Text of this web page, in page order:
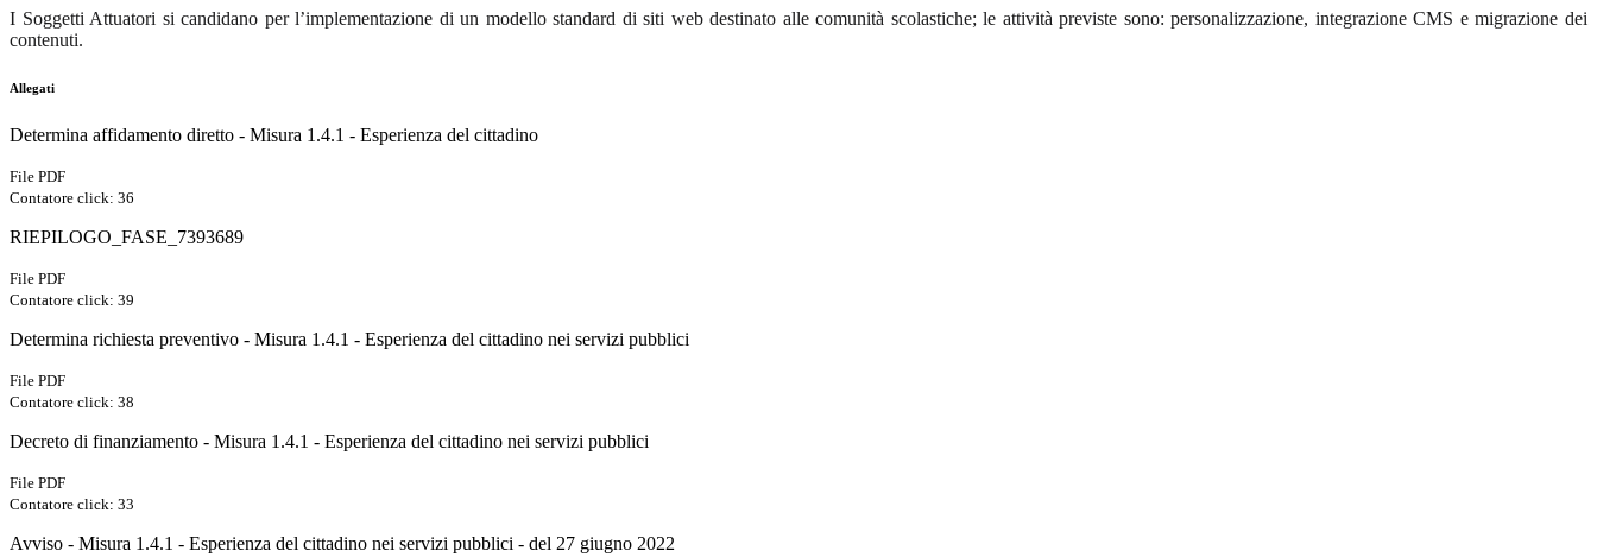
I Soggetti Attuatori si candidano per l’implementazione di un modello standard di siti web destinato alle comunità scolastiche; le attività previste sono: personalizzazione, integrazione CMS e migrazione dei
contenuti.
Allegati
Determina affidamento diretto - Misura 1.4.1 - Esperienza del cittadino
File PDF
Contatore click: 36
RIEPILOGO_FASE_7393689
File PDF
Contatore click: 39
Determina richiesta preventivo - Misura 1.4.1 - Esperienza del cittadino nei servizi pubblici
File PDF
Contatore click: 38
Decreto di finanziamento - Misura 1.4.1 - Esperienza del cittadino nei servizi pubblici
File PDF
Contatore click: 33
Avviso - Misura 1.4.1 - Esperienza del cittadino nei servizi pubblici - del 27 giugno 2022